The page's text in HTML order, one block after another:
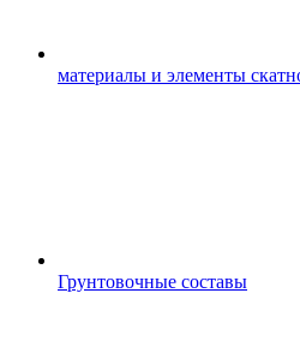
материалы и элементы
Грунтовочные составы